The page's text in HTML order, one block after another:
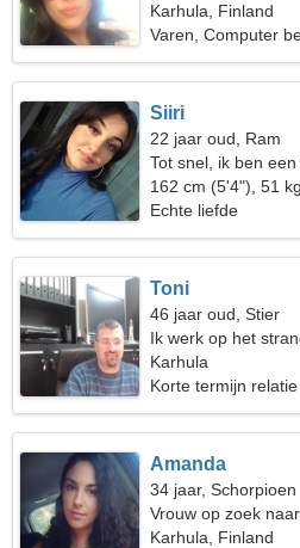
Karhula, Finland
Varen, Computer
Siiri
22 jaar oud, Ram
Tot snel, ik ben
162 cm (5'4"), 51
Echte liefde
Toni
46 jaar oud, Stier
Ik werk op het
nodig
Karhula
Korte termijn relatie
Amanda
34 jaar, Schorpioen
Vrouw op zoek
Karhula, Finland